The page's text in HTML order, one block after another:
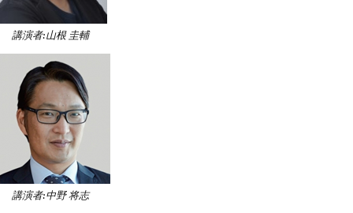
講演者:山根 圭輔
講演者:中野 将志